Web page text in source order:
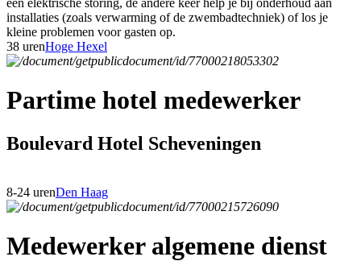
installaties (zoals verwarming of de zwembadtechniek) of los je
kleine problemen voor gasten op.
38 urenHoge Hexel
Partime hotel medewerker
Boulevard Hotel Scheveningen
8-24 urenDen Haag
Medewerker algemene dienst